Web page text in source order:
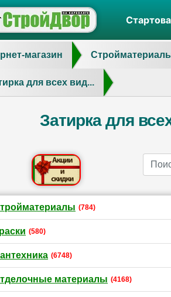
магазин
для всех вид...
Затирка для
Name
(784)
(580)
(6748)
материалы (4168)